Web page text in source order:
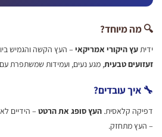
מיוחד?
עץ היקורי אמריקאי– העץ הקשה והגמיש ביותר
טבעית, מגע נעים, ועמידות שמשתפרת עם
עובדים?
קלאסית.העץ סופג את הרטט– הידיים לא
מתחזק.